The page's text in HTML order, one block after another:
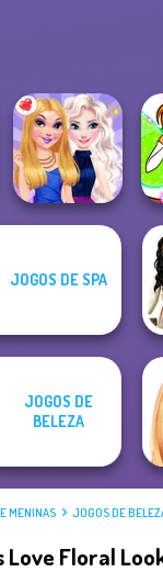
JOGOS DE SPA
JOGOS DE
BELEZA
MENINAS JOGOS DE
Love Floral